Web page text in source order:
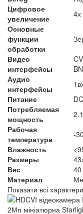
Цифровое
увеличение
4х
Основные
функции
обработки
Видео
интерфейсы
Аудио
интерфейсы
Питание
Потребляемая
мощность
Рабочая
температура
-
Влажность
Размеры
Вес
40
Материал
Показати всі